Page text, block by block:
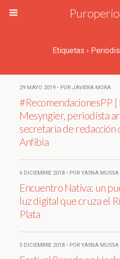
Etiquetas ›
29 MAYO 2019 • POR JAVIERA MORA
#RecomendacionesPP |
Mesyngier, periodista
secretaria de redacción
Anfibia
6 DICIEMBRE 2018 • POR YASNA MUSSA
Encuentro Nativa: un
luz digital que cruza el
Plata
5 DICIEMBRE 2018 • POR YASNA MUSSA